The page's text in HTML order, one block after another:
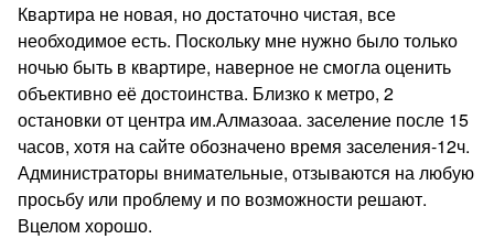
Квартира не новая, но достаточно чистая, все
необходимое есть. Поскольку мне нужно было только
ночью быть в квартире, наверное не смогла оценить
объективно её достоинства. Близко к метро, 2
остановки от центра им.Алмазоаа. заселение после 15
часов, хотя на сайте обозначено время заселения-12ч.
Администраторы внимательные, отзываются на любую
просьбу или проблему и по возможности решают.
Вцелом хорошо.